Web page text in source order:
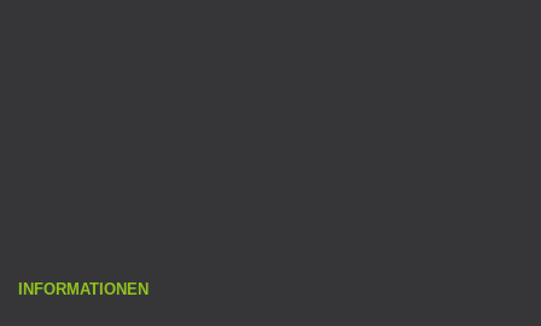
INFORMATIONEN